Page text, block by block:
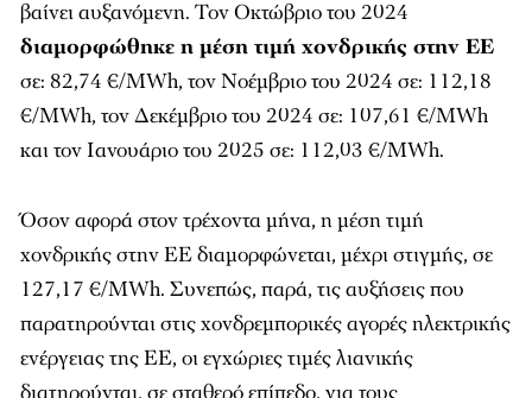
βαίνει αυξανόμενη. Τον Οκτώβριο του 2024
διαμορφώθηκε η μέση τιμή χονδρικής στην ΕΕ
σε: 82,74 €/MWh, τον Νοέμβριο του 2024 σε: 112,18
€/MWh, τον Δεκέμβριο του 2024 σε: 107,61 €/MWh
και τον Ιανουάριο του 2025 σε: 112,03 €/MWh.
Όσον αφορά στον τρέχοντα μήνα, η μέση τιμή
χονδρικής στην ΕΕ διαμορφώνεται, μέχρι στιγμής, σε
127,17 €/MWh. Συνεπώς, παρά, τις αυξήσεις που
παρατηρούνται στις χονδρεμπορικές αγορές ηλεκτρικής
ενέργειας της ΕΕ, οι εγχώριες τιμές λιανικής